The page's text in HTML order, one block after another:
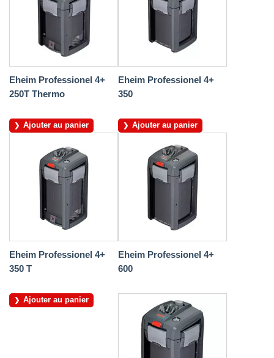
Eheim Professionel 4+
250T Thermo
Ajouter au panier
Eheim Professionel 4+
350
Ajouter au panier
Eheim Professionel 4+
350 T
Ajouter au panier
Eheim Professionel 4+
600